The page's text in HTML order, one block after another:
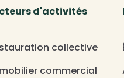
d'activités
collective
commercial